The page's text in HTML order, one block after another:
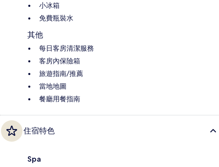
小冰箱
免費瓶裝水
其他
每日客房清潔服務
客房內保險箱
旅遊指南/推薦
當地地圖
餐廳用餐指南
住宿特色
Spa